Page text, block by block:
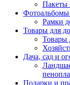
Пакеты
Фотоальбомы
Рамки
Товары для
Товары
Дача, сад и
Подарки и